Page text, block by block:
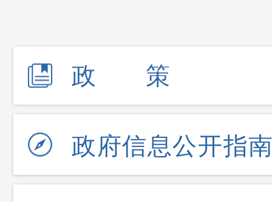
政策
政府信息公开指